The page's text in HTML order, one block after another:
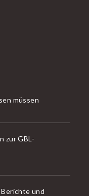
müssen
zur GBL-
und